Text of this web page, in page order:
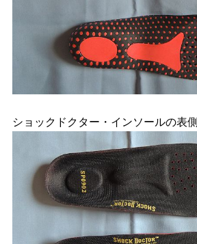
ショックドクター・インソールの表側